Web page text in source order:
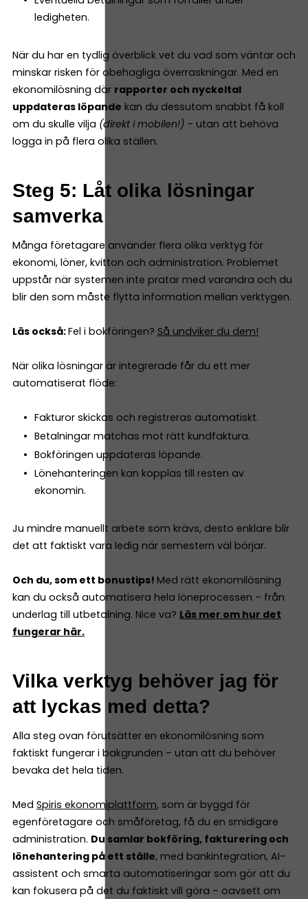
ledigheten.
När du har en tydlig överblick vet du vad som väntar och
minskar risken för obehagliga överraskningar. Med en
ekonomilösning där rapporter och nyckeltal
uppdateras löpande kan du dessutom snabbt få koll
om du skulle vilja (direkt i mobilen!) – utan att behöva
logga in på flera olika ställen.
Steg 5: Låt olika lösningar
samverka
Många företagare använder flera olika verktyg för
ekonomi, löner, kvitton och administration. Problemet
uppstår när systemen inte pratar med varandra och du
blir den som måste flytta information mellan verktygen.
Läs också:Fel i bokföringen? Så undviker du dem!
När olika lösningar är integrerade får du ett mer
automatiserat flöde:
Fakturor skickas och registreras automatiskt.
Betalningar matchas mot rätt kundfaktura.
Bokföringen uppdateras löpande.
Lönehanteringen kan kopplas till resten av
ekonomin.
Ju mindre manuellt arbete som krävs, desto enklare blir
det att faktiskt vara ledig när semestern väl börjar.
Och du, som ett bonustips! Med rätt ekonomilösning
kan du också automatisera hela löneprocessen – från
underlag till utbetalning. Nice va? Läs mer om hur det
fungerar här.
Vilka verktyg behöver jag för
att lyckas med detta?
Alla steg ovan förutsätter en ekonomilösning som
faktiskt fungerar i bakgrunden – utan att du behöver
bevaka det hela tiden.
Med Spiris ekonomiplattform, som är byggd för
egenföretagare och småföretag, få du en smidigare
administration. Du samlar bokföring, fakturering och
lönehantering på ett ställe, med bankintegration, AI-
assistent och smarta automatiseringar som gör att du
kan fokusera på det du faktiskt vill göra – oavsett om